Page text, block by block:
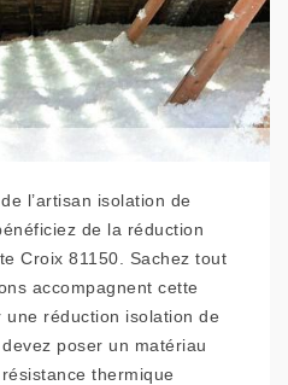
l’artisan isolation de
de la réduction
Croix 81150. Sachez tout
accompagnent cette
réduction isolation de
poser un matériau
thermique